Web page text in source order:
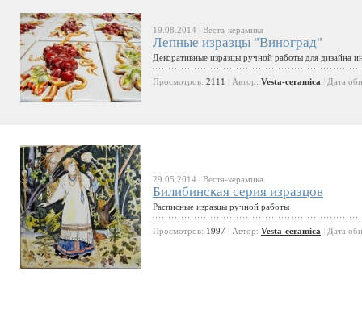
19.08.2014 Веста-керамика
Лепные изразцы "Виноград"
Декоративные изразцы ручной работы для дизайна
Просмотров: 2111 Автор: Vesta-ceramica Дата
29.05.2014 Веста-керамика
Билибинская серия изразцов
Расписные изразцы ручной работы
Просмотров: 1997 Автор: Vesta-ceramica Дата